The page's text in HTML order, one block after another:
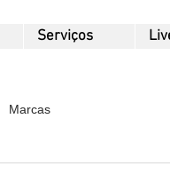
Serviços
Marcas